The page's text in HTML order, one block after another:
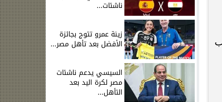
بواقع 1097 طالب
ناشئات...
زينة عمرو تتوج بجائزة
الأفضل بعد تأهل مصر...
السيسي يدعم ناشئات
مصر لكرة اليد بعد
التأهل...